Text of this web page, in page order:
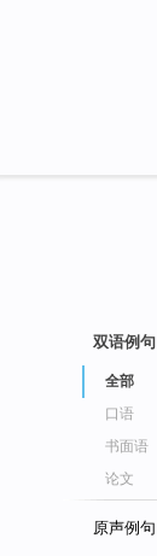
双语例句
全部
口语
书面语
论文
原声例句